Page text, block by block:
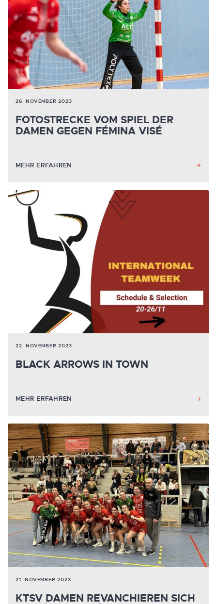
26. NOVEMBER 2023
FOTOSTRECKE VOM SPIEL DER
DAMEN GEGEN FÉMINA VISÉ
MEHR ERFAHREN
22. NOVEMBER 2023
BLACK ARROWS IN TOWN
MEHR ERFAHREN
21. NOVEMBER 2023
KTSV DAMEN REVANCHIEREN SICH